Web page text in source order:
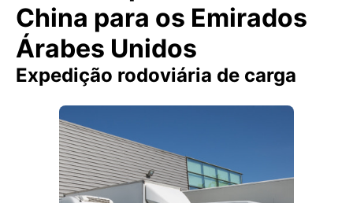
China para os Emirados
Árabes Unidos
Expedição rodoviária de carga